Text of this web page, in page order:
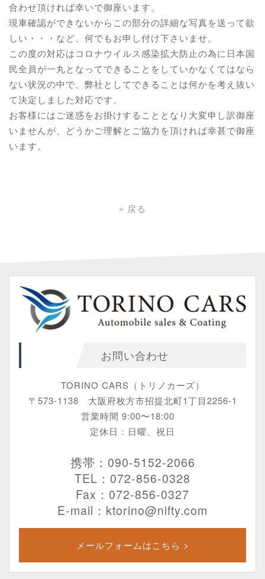
合わせ頂ければ幸いで御座います。
現車確認ができないからこの部分の詳細な写真を送って欲
しい・・・など、何でもお申し付け下さいませ。
この度の対応はコロナウイルス感染拡大防止の為に日本国
民全員が一丸となってできることをしていかなくてはなら
ない状況の中で、弊社としてできることは何かを考え抜い
て決定しました対応です。
お客様にはご迷惑をお掛けすることとなり大変申し訳御座
いませんが、どうかご理解とご協力を頂ければ幸甚で御座
います。
« 戻る
お問い合わせ
TORINO CARS（トリノカーズ）
〒573-1138 大阪府枚方市招提北町1丁目2256-1
営業時間 9:00〜18:00
定休日：日曜、祝日
携帯：090-5152-2066
TEL：072-856-0328
Fax：072-856-0327
E-mail：ktorino@nifty.com
メールフォームはこちら >